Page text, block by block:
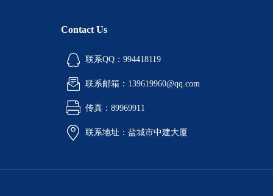
Contact Us
联系QQ：994418119
联系邮箱：139619960@qq.com
传真：89969911
联系地址：盐城市中建大厦